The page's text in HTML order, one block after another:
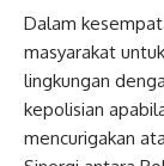
Dalam
masyarakat
lingkungan
kepolisian
mencurigakan